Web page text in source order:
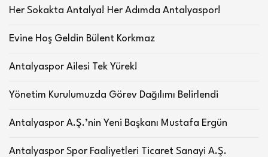
Her Sokakta Antalya! Her Adımda Antalyaspor!
Evine Hoş Geldin Bülent Korkmaz
Antalyaspor Ailesi Tek Yürek!
Yönetim Kurulumuzda Görev Dağılımı Belirlendi
Antalyaspor A.Ş.’nin Yeni Başkanı Mustafa Ergün
Antalyaspor Spor Faaliyetleri Ticaret Sanayi A.Ş.